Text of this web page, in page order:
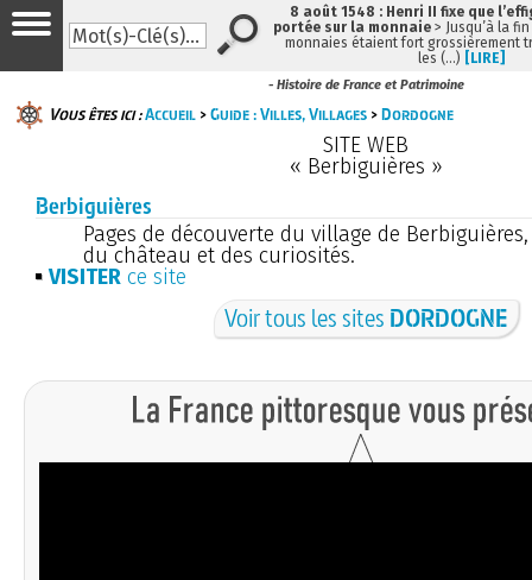
- Histoire de France et Patrimoine
Vous êtes ici :Accueil >Guide : Villes, Villages >Dordogne
SITE WEB
« Berbiguières »
Berbiguières
Pages de découverte du village de
du château et des curiosités.
VISITER ce site
Voir tous les sites DORDOGNE
8 août 1548 : Henri II fixe que
portée sur la monnaie > Jusqu’à la
monnaies étaient fort grossièrement
les (…) [LIRE]